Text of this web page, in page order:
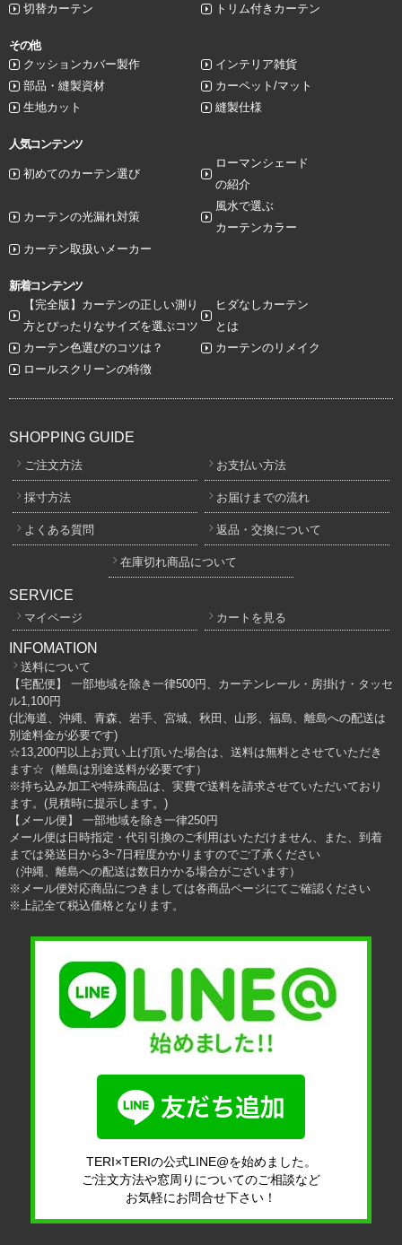
切替カーテン トリム付きカーテン
その他
クッションカバー製作
インテリア雑貨
部品・縫製資材
カーペット/マット
生地カット
縫製仕様
人気コンテンツ
初めてのカーテン選び
ローマンシェード
の紹介
カーテンの光漏れ対策
風水で選ぶ
カーテンカラー
カーテン取扱いメーカー
新着コンテンツ
【完全版】カーテンの正しい測り
方とぴったりなサイズを選ぶコツ
ヒダなしカーテン
とは
カーテン色選びのコツは？
カーテンのリメイク
ロールスクリーンの特徴
SHOPPING GUIDE
ご注文方法 お支払い方法
採寸方法 お届けまでの流れ
よくある質問 返品・交換について
在庫切れ商品について
SERVICE
マイページ カートを見る
INFOMATION
送料について
【宅配便】 一部地域を除き一律500円、カーテンレール・房掛け・タッセ
ル1,100円
(北海道、沖縄、青森、岩手、宮城、秋田、山形、福島、離島への配送は
別途料金が必要です)
☆13,200円以上お買い上げ頂いた場合は、送料は無料とさせていただき
ます☆（離島は別途送料が必要です）
※持ち込み加工や特殊商品は、実費で送料を請求させていただいており
ます。(見積時に提示します。)
【メール便】 一部地域を除き一律250円
メール便は日時指定・代引引換のご利用はいただけません、また、到着
までは発送日から3~7日程度かかりますのでご了承ください
（沖縄、離島への配送は数日かかる場合がございます）
※メール便対応商品につきましては各商品ページにてご確認ください
※上記全て税込価格となります。
TERI×TERIの公式LINE@を始めました。
ご注文方法や窓周りについてのご相談など
お気軽にお問合せ下さい！